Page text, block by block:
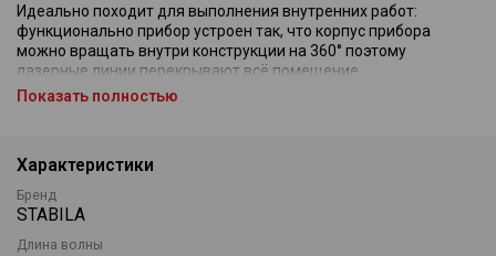
Идеально походит для выполнения внутренних работ:
функционально прибор устроен так, что корпус прибора
можно вращать внутри конструкции на 360° поэтому
лазерные линии перекрывают всё помещение.
Самонивелирующийся лазерный прибор с
• Самонивелирующиеся, очень контрастные, и длинные
лазерные линии.
• Фиксирующее положение: предоставляет возможность для
• Линии в пульсирующем режиме для выполнения внешних
Показать полностью
Характеристики
Бренд
STABILA
Длина волны